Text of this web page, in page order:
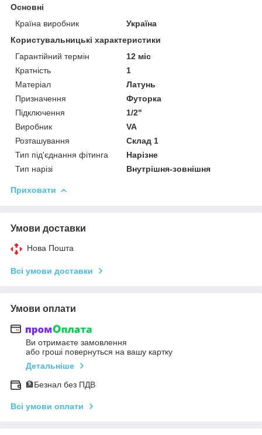
Основні
Країна виробник
Україна
Користувальницькі характеристики
Гарантійний термін
12 міс
Кратність
1
Матеріал
Латунь
Призначення
Футорка
Підключення
1/2"
Виробник
VA
Розташування
Склад 1
Тип під'єднання фітинга
Нарізне
Тип нарізі
Внутрішня-зовнішня
Приховати
Умови доставки
Нова Пошта
Всі умови доставки
Умови оплати
Ви отримаєте замовлення
або гроші повернуться на вашу картку
Детальніше
🏦Безнал без ПДВ
Всі умови оплати